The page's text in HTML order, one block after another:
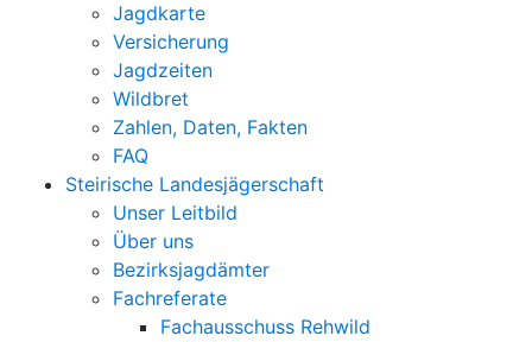
Jagdkarte
Versicherung
Jagdzeiten
Wildbret
Zahlen, Daten, Fakten
FAQ
Steirische Landesjägerschaft
Unser Leitbild
Über uns
Bezirksjagdämter
Fachreferate
Fachausschuss Rehwild